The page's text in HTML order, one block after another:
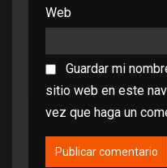
Web
Guardar mi
sitio web en este
vez que haga un